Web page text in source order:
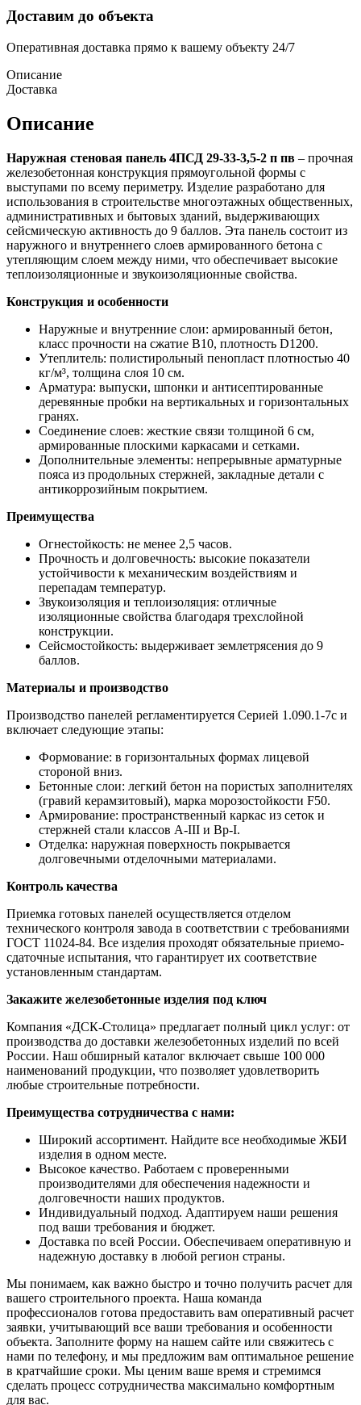
Доставим до объекта
Оперативная доставка прямо к вашему объекту 24/7
Описание
Доставка
Описание
Наружная стеновая панель 4ПСД 29-33-3,5-2 п пв – прочная
железобетонная конструкция прямоугольной формы с
выступами по всему периметру. Изделие разработано для
использования в строительстве многоэтажных общественных,
административных и бытовых зданий, выдерживающих
сейсмическую активность до 9 баллов. Эта панель состоит из
наружного и внутреннего слоев армированного бетона с
утепляющим слоем между ними, что обеспечивает высокие
теплоизоляционные и звукоизоляционные свойства.
Конструкция и особенности
Наружные и внутренние слои: армированный бетон,
класс прочности на сжатие В10, плотность D1200.
Утеплитель: полистирольный пенопласт плотностью 40
кг/м³, толщина слоя 10 см.
Арматура: выпуски, шпонки и антисептированные
деревянные пробки на вертикальных и горизонтальных
гранях.
Соединение слоев: жесткие связи толщиной 6 см,
армированные плоскими каркасами и сетками.
Дополнительные элементы: непрерывные арматурные
пояса из продольных стержней, закладные детали с
антикоррозийным покрытием.
Преимущества
Огнестойкость: не менее 2,5 часов.
Прочность и долговечность: высокие показатели
устойчивости к механическим воздействиям и
перепадам температур.
Звукоизоляция и теплоизоляция: отличные
изоляционные свойства благодаря трехслойной
конструкции.
Сейсмостойкость: выдерживает землетрясения до 9
баллов.
Материалы и производство
Производство панелей регламентируется Серией 1.090.1-7с и
включает следующие этапы:
Формование: в горизонтальных формах лицевой
стороной вниз.
Бетонные слои: легкий бетон на пористых заполнителях
(гравий керамзитовый), марка морозостойкости F50.
Армирование: пространственный каркас из сеток и
стержней стали классов А-III и Вр-I.
Отделка: наружная поверхность покрывается
долговечными отделочными материалами.
Контроль качества
Приемка готовых панелей осуществляется отделом
технического контроля завода в соответствии с требованиями
ГОСТ 11024-84. Все изделия проходят обязательные приемо-
сдаточные испытания, что гарантирует их соответствие
установленным стандартам.
Закажите железобетонные изделия под ключ
Компания «ДСК-Столица» предлагает полный цикл услуг: от
производства до доставки железобетонных изделий по всей
России. Наш обширный каталог включает свыше 100 000
наименований продукции, что позволяет удовлетворить
любые строительные потребности.
Преимущества сотрудничества с нами:
Широкий ассортимент. Найдите все необходимые ЖБИ
изделия в одном месте.
Высокое качество. Работаем с проверенными
производителями для обеспечения надежности и
долговечности наших продуктов.
Индивидуальный подход. Адаптируем наши решения
под ваши требования и бюджет.
Доставка по всей России. Обеспечиваем оперативную и
надежную доставку в любой регион страны.
Мы понимаем, как важно быстро и точно получить расчет для
вашего строительного проекта. Наша команда
профессионалов готова предоставить вам оперативный расчет
заявки, учитывающий все ваши требования и особенности
объекта. Заполните форму на нашем сайте или свяжитесь с
нами по телефону, и мы предложим вам оптимальное решение
в кратчайшие сроки. Мы ценим ваше время и стремимся
сделать процесс сотрудничества максимально комфортным
для вас.